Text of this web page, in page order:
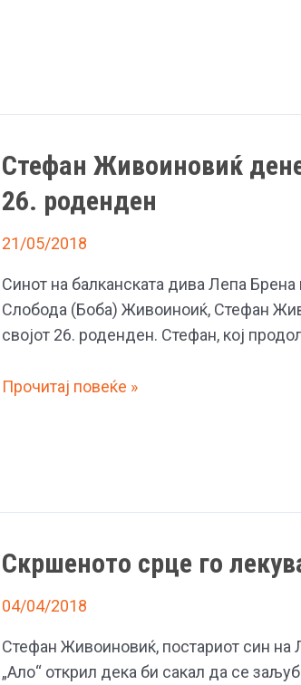
новата
на
Виктор
Стефан Живоиновиќ
26. роденден
21/05/2018
Синот на балканската дива Лепа
Слобода (Боба) Живоиноиќ, Стефан
својот 26. роденден. Стефан, кој
Стефан
својот
роденден
Прочитај повеќе »
Скршеното срце го
04/04/2018
Стефан Живоиновиќ, постариот син на
„Ало“ открил дека би сакал да се